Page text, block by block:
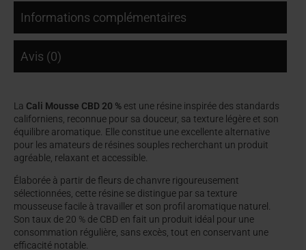
Informations complémentaires
Avis (0)
La Cali Mousse CBD 20 % est une résine inspirée des standards
californiens, reconnue pour sa douceur, sa texture légère et son
équilibre aromatique. Elle constitue une excellente alternative
pour les amateurs de résines souples recherchant un produit
agréable, relaxant et accessible.
Élaborée à partir de fleurs de chanvre rigoureusement
sélectionnées, cette résine se distingue par sa texture
mousseuse facile à travailler et son profil aromatique naturel.
Son taux de 20 % de CBD en fait un produit idéal pour une
consommation régulière, sans excès, tout en conservant une
efficacité notable.